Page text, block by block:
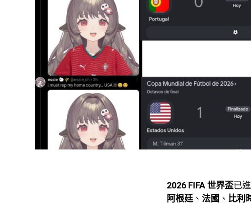
2026 FIFA 世界盃已
阿根廷 、 法國 、 比利